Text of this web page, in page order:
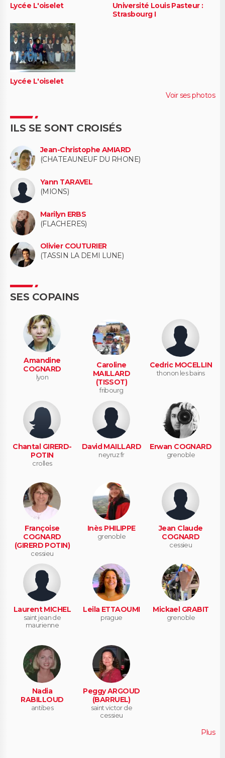
Lycée L'oiselet
Université Louis Pasteur :
Strasbourg I
Lycée L'oiselet
Voir ses photos
ILS SE SONT CROISÉS
Jean-Christophe AMIARD
(CHATEAUNEUF DU RHONE)
Yann TARAVEL
(MIONS)
Marilyn ERBS
(FLACHERES)
Olivier COUTURIER
(TASSIN LA DEMI LUNE)
SES COPAINS
Amandine
COGNARD
lyon
Caroline
MAILLARD
(TISSOT)
fribourg
Cedric MOCELLIN
thonon les bains
Chantal GIRERD-
POTIN
crolles
David MAILLARD
neyruz fr
Erwan COGNARD
grenoble
Françoise
COGNARD
(GIRERD POTIN)
cessieu
Inès PHILIPPE
grenoble
Jean Claude
COGNARD
cessieu
Laurent MICHEL
saint jean de
maurienne
Leila ETTAOUMI
prague
Mickael GRABIT
grenoble
Nadia
RABILLOUD
antibes
Peggy ARGOUD
(BARRUEL)
saint victor de
cessieu
Plus